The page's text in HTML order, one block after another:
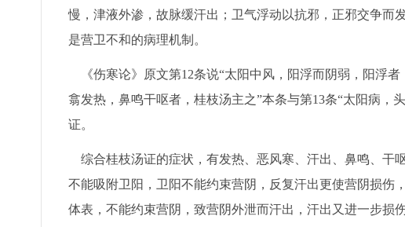
慢，津液外渗，故脉缓汗出；卫气浮动以抗邪，正邪交争而
是营卫不和的病理机制。
《伤寒论》原文第12条说“太阳中风，阳浮而阴弱，阳浮
翕发热，鼻鸣干呕者，桂枝汤主之”本条与第13条“太阳病，
证。
综合桂枝汤证的症状，有发热、恶风寒、汗出、鼻鸣、干
不能吸附卫阳，卫阳不能约束营阴，反复汗出更使营阴损伤
体表，不能约束营阴，致营阴外泄而汗出，汗出又进一步损